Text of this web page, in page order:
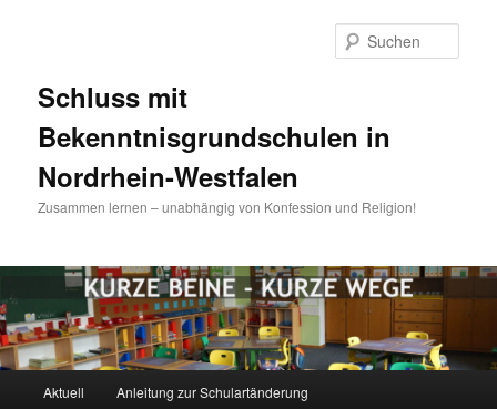
Schluss mit
Bekenntnisgrundschulen in
Nordrhein-Westfalen
Zusammen lernen – unabhängig von Konfession und Religion!
Aktuell Anleitung zur Schulartänderung